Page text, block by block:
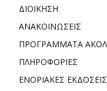
ΔΙΟΙΚΗΣΗ
ΑΝΑΚΟΙΝΩΣΕΙΣ
ΠΡΟΓΡΑΜΜΑΤΑ
ΠΛΗΡΟΦΟΡΙΕΣ
ΕΝΟΡΙΑΚΕΣ ΕΚΔΟΣΕΙΣ